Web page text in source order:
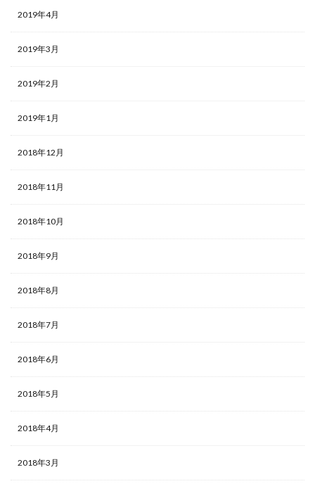
2019年4月
2019年3月
2019年2月
2019年1月
2018年12月
2018年11月
2018年10月
2018年9月
2018年8月
2018年7月
2018年6月
2018年5月
2018年4月
2018年3月